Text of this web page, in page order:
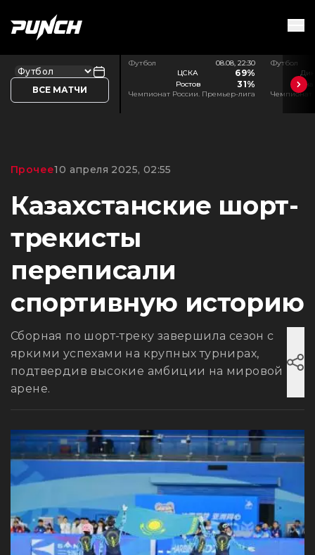
ВСЕ МАТЧИ
Футбол
08.08, 22:30
ЦСКА
69%
Ростов 31%
Чемпионат России. Премьер-лига
Футбол
Чемпионат
Прочее10 апреля 2025, 02:55
Казахстанские шорт-
трекисты
переписали
спортивную историю
Сборная по шорт-треку завершила сезон с
яркими успехами на крупных турнирах,
подтвердив высокие амбиции на мировой
арене.